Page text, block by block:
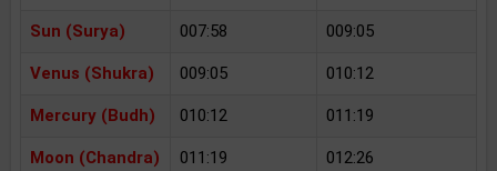
Sun (Surya) 007:58 009:05
Venus (Shukra) 009:05 010:12
Mercury (Budh) 010:12 011:19
Moon (Chandra) 011:19 012:26